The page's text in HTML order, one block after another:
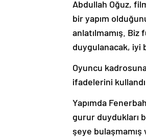
Abdullah Oğuz,
bir yapım
anlatılmamış. Biz
duygulanacak, iyi
Oyuncu
ifadelerini
Yapımda
gurur duydukları
şeye